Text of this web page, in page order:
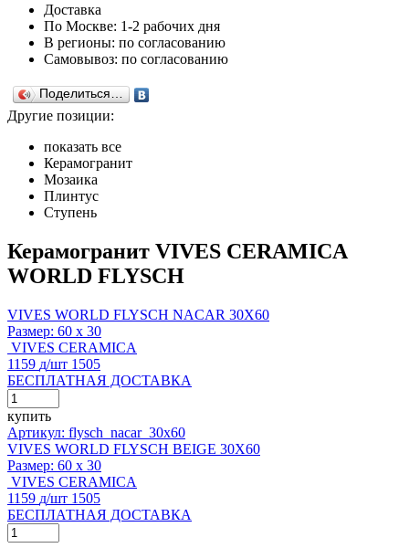
Доставка
По Москве: 1-2 рабочих дня
В регионы: по согласованию
Самовывоз: по согласованию
Поделиться…
Другие позиции:
показать все
Керамогранит
Мозаика
Плинтус
Ступень
Керамогранит VIVES CERAMICA
WORLD FLYSCH
VIVES WORLD FLYSCH NACAR 30X60
Размер: 60 x 30
VIVES CERAMICA
1159 д/шт 1505
БЕСПЛАТНАЯ ДОСТАВКА
купить
Артикул: flysch_nacar_30x60
VIVES WORLD FLYSCH BEIGE 30X60
Размер: 60 x 30
VIVES CERAMICA
1159 д/шт 1505
БЕСПЛАТНАЯ ДОСТАВКА